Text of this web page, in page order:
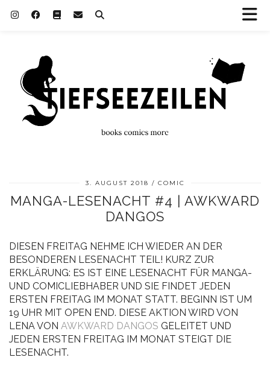
3. AUGUST 2018 COMIC
MANGA-LESENACHT #4 | AWKWARD
DANGOS
DIESEN FREITAG NEHME ICH WIEDER AN DER
BESONDEREN LESENACHT TEIL! KURZ ZUR
ERKLÄRUNG: ES IST EINE LESENACHT FÜR MANGA-
UND COMICLIEBHABER UND SIE FINDET JEDEN
ERSTEN FREITAG IM MONAT STATT. BEGINN IST UM
19 UHR MIT OPEN END. DIESE AKTION WIRD VON
LENA VON AWKWARD DANGOS GELEITET UND
JEDEN ERSTEN FREITAG IM MONAT STEIGT DIE
LESENACHT.